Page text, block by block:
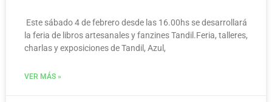
Este sábado 4 de febrero desde las 16.00hs se desarrollará
la feria de libros artesanales y fanzines Tandil.Feria, talleres,
charlas y exposiciones de Tandil, Azul,
VER MÁS »